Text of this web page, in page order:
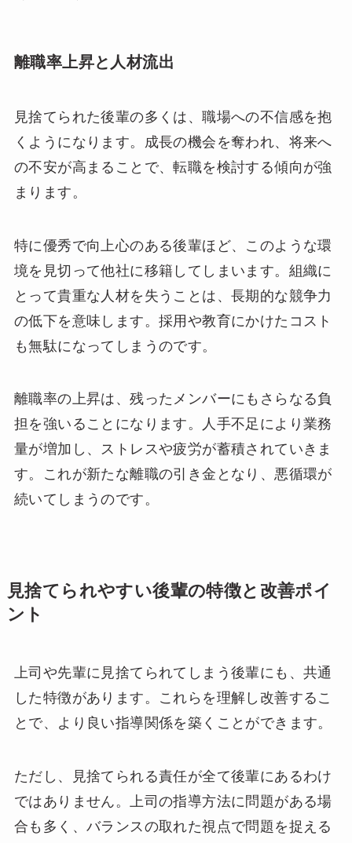
離職率上昇と人材流出
見捨てられた後輩の多くは、職場への不信感を抱
くようになります。成長の機会を奪われ、将来へ
の不安が高まることで、転職を検討する傾向が強
まります。
特に優秀で向上心のある後輩ほど、このような環
境を見切って他社に移籍してしまいます。組織に
とって貴重な人材を失うことは、長期的な競争力
の低下を意味します。採用や教育にかけたコスト
も無駄になってしまうのです。
離職率の上昇は、残ったメンバーにもさらなる負
担を強いることになります。人手不足により業務
量が増加し、ストレスや疲労が蓄積されていきま
す。これが新たな離職の引き金となり、悪循環が
続いてしまうのです。
見捨てられやすい後輩の特徴と改善ポイ
ント
上司や先輩に見捨てられてしまう後輩にも、共通
した特徴があります。これらを理解し改善するこ
とで、より良い指導関係を築くことができます。
ただし、見捨てられる責任が全て後輩にあるわけ
ではありません。上司の指導方法に問題がある場
合も多く、バランスの取れた視点で問題を捉える